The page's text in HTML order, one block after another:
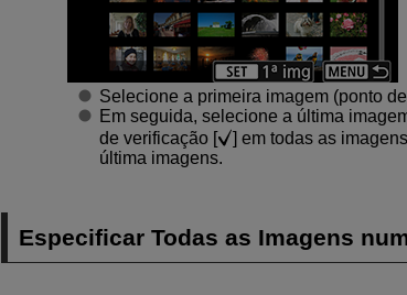
Selecione a primeira imagem (ponto
Em seguida, selecione a última
de verificação [
] em todas as
última imagens.
Especificar Todas as Imagens